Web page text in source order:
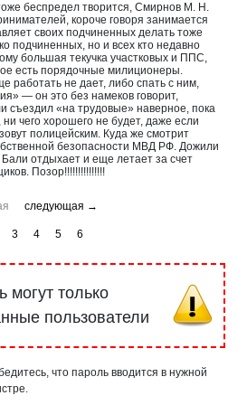
беспредел творится, Смирнов М. Н.
короче говоря занимается
своих подчиненных делать тоже
подчиненных, но и всех кто недавно
большая текучка участковых и ППС,
есть порядочные милиционеры.
работать не дает, либо спать с ним,
— он это без намеков говорит,
съездил «на трудовые» наверное, пока
ни чего хорошего не будет, даже если
полицейским. Куда же смотрит
безопасности МВД РФ. Дожили
отдыхает и еще летает за счет
Позор!!!!!!!!!!!!!!!
3 4 5 6
могут только
пользователи
что пароль вводится в нужной